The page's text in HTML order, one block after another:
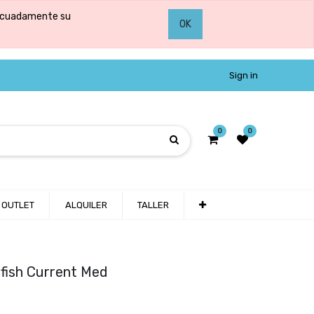
su
OK
Sign in
0 0
OUTLET ALQUILER TALLER
Current Med